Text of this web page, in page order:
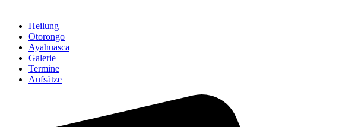
Heilung
Otorongo
Ayahuasca
Galerie
Termine
Aufsätze